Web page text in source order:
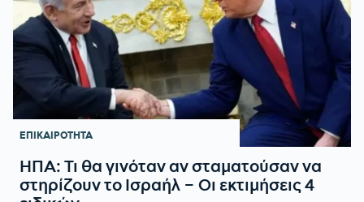
ΕΠΙΚΑΙΡΟΤΗΤΑ
ΗΠΑ: Τι θα γινόταν αν σταματούσαν να
στηρίζουν το Ισραήλ – Οι εκτιμήσεις 4